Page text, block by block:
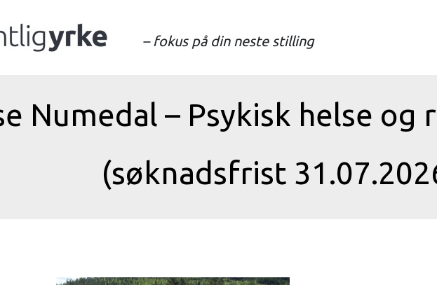
– fokus på din neste stilling
Numedal – Psykisk helse og
(søknadsfrist